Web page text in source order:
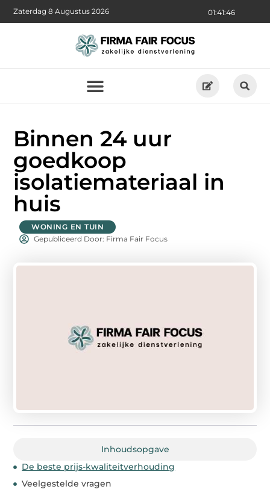
01:41:47
Zaterdag 8 Augustus 2026
Binnen 24 uur
goedkoop
isolatiemateriaal in
huis
WONING EN TUIN
Gepubliceerd Door: Firma Fair Focus
Inhoudsopgave
De beste prijs-kwaliteitverhouding
Veelgestelde vragen